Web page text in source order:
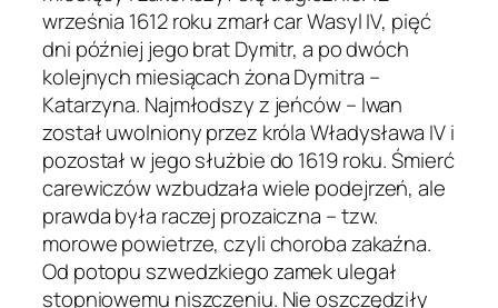
września 1612 roku zmarł car Wasyl IV, pięć
dni później jego brat Dymitr, a po dwóch
kolejnych miesiącach żona Dymitra –
Katarzyna. Najmłodszy z jeńców – Iwan
został uwolniony przez króla Władysława IV i
pozostał w jego służbie do 1619 roku. Śmierć
carewiczów wzbudzała wiele podejrzeń, ale
prawda była raczej prozaiczna – tzw.
morowe powietrze, czyli choroba zakaźna.
Od potopu szwedzkiego zamek ulegał
stopniowemu niszczeniu. Nie oszczędziły